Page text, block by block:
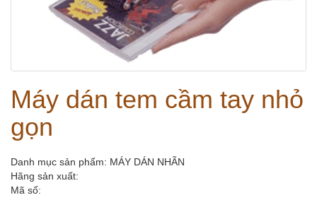
Máy dán tem cầm tay nhỏ
gọn
Danh mục sản phẩm: MÁY DÁN NHÃN
Hãng sản xuất:
Mã số: